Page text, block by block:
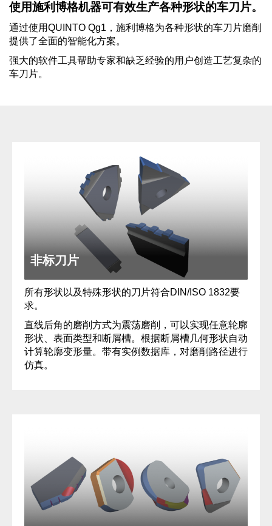
使用施利博格机器可有效生产各种形状的车刀片。
通过使用QUINTO Qg1，施利博格为各种形状的车刀片磨削
提供了全面的智能化方案。
强大的软件工具帮助专家和缺乏经验的用户创造工艺复杂的
车刀片。
非标刀片
所有形状以及特殊形状的刀片符合DIN/ISO 1832要
求。
直线后角的磨削方式为震荡磨削，可以实现任意轮廓
形状、表面类型和断屑槽。根据断屑槽几何形状自动
计算轮廓变形量。带有实例数据库，对磨削路径进行
仿真。